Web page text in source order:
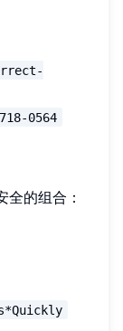
0564
全的组合：